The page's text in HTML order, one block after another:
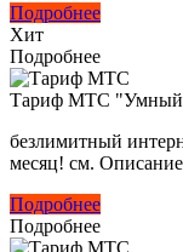
Подробнее
Хит
Подробнее
Тариф МТС "Умный
безлимитный
месяц! см.
Подробнее
Подробнее